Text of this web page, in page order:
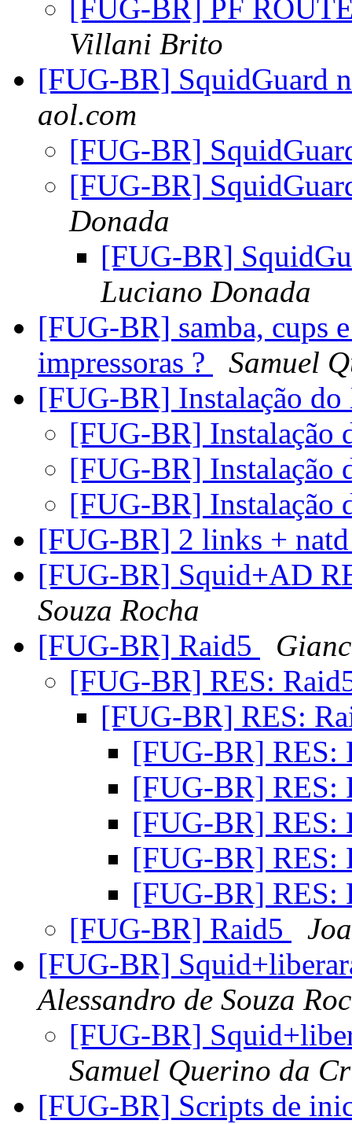
[FUG-BR] PF
Villani Brito
[FUG-BR] SquidGuard
aol.com
[FUG-BR]
[FUG-BR]
Donada
[FUG-BR]
Luciano Donada
[FUG-BR] samba, cups
impressoras ?
Samuel
[FUG-BR] Instalação
[FUG-BR] Instalação
[FUG-BR] Instalação
[FUG-BR] Instalação
[FUG-BR] 2 links +
[FUG-BR] Squid+AD
Souza Rocha
[FUG-BR] Raid5
[FUG-BR] RES:
[FUG-BR] RES:
[FUG-BR] RES:
[FUG-BR] RES:
[FUG-BR] RES:
[FUG-BR] RES:
[FUG-BR] RES:
[FUG-BR] Raid5
[FUG-BR]
Alessandro de Souza
[FUG-BR]
Samuel Querino da
[FUG-BR] Scripts de